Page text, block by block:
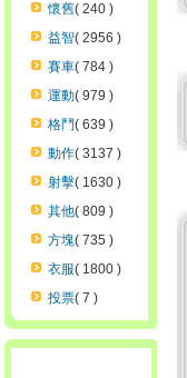
懷舊( 240 )
益智( 2956 )
賽車( 784 )
運動( 979 )
格鬥( 639 )
動作( 3137 )
射擊( 1630 )
其他( 809 )
方塊( 735 )
衣服( 1800 )
投票( 7 )